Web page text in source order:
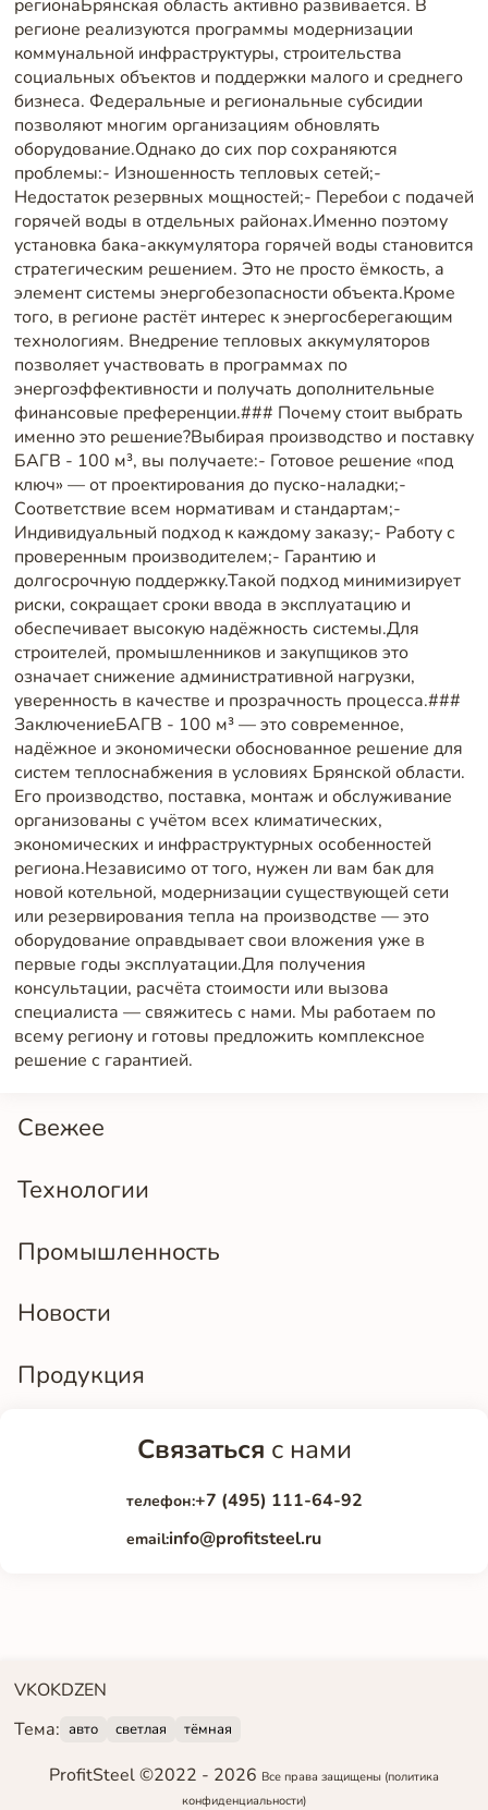
Свежее
Технологии
Промышленность
Новости
Продукция
Связаться с нами
телефон:+7 (495) 111-64-92
email:info@profitsteel.ru
VKOKDZEN
Тема: авто светлая тёмная
ProfitSteel ©2022 - 2026 Все права защищены (политика
конфиденциальности)